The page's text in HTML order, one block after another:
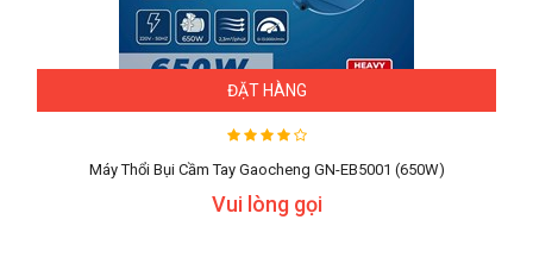
ĐẶT HÀNG
Máy Thổi Bụi Cầm Tay Gaocheng GN-EB5001 (650W)
Vui lòng gọi